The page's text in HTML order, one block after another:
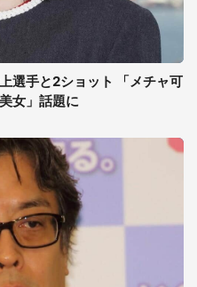
選手と2ショット 「メチャ可
女」話題に